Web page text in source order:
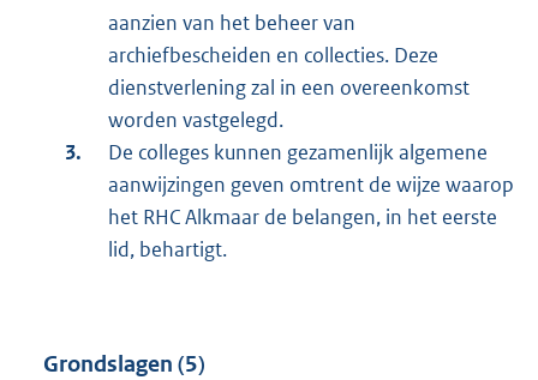
aanzien van het beheer van
archiefbescheiden en collecties. Deze
dienstverlening zal in een overeenkomst
worden vastgelegd.
De colleges kunnen gezamenlijk algemene
aanwijzingen geven omtrent de wijze waarop
het RHC Alkmaar de belangen, in het eerste
lid, behartigt.
Grondslagen (5)